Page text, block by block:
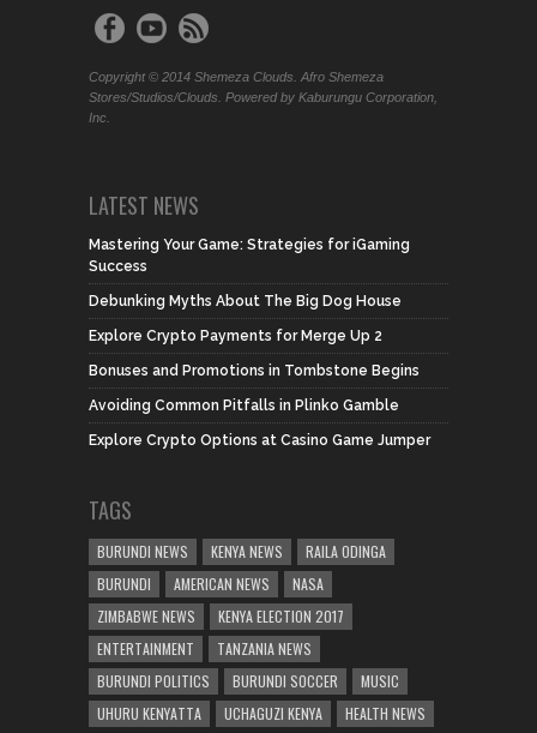
Copyright © 2014 Shemeza Clouds. Afro Shemeza
Stores/Studios/Clouds. Powered by Kaburungu Corporation,
Inc.
LATEST NEWS
Mastering Your Game: Strategies for iGaming
Success
Debunking Myths About The Big Dog House
Explore Crypto Payments for Merge Up 2
Bonuses and Promotions in Tombstone Begins
Avoiding Common Pitfalls in Plinko Gamble
Explore Crypto Options at Casino Game Jumper
TAGS
BURUNDI NEWS KENYA NEWS
RAILA ODINGA
BURUNDI
AMERICAN NEWS
NASA
ZIMBABWE NEWS
KENYA ELECTION 2017
ENTERTAINMENT
TANZANIA NEWS
BURUNDI POLITICS
BURUNDI SOCCER
MUSIC
UHURU KENYATTA
UCHAGUZI KENYA HEALTH NEWS